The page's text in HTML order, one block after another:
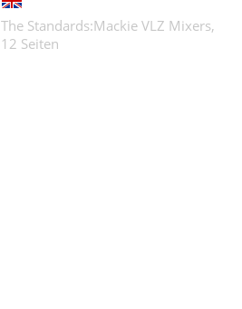
The Standards:Mackie VLZ Mixers,
12 Seiten